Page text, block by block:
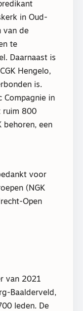
in Oud-
van de
te
Daarnaast is
Hengelo,
is.
Compagnie in
ruim 800
behoren, een
voor
(NGK
Open
van 2021
Baalderveld,
leden. De